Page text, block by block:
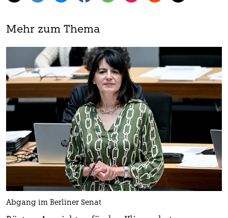
Mehr zum Thema
Abgang im Berliner Senat